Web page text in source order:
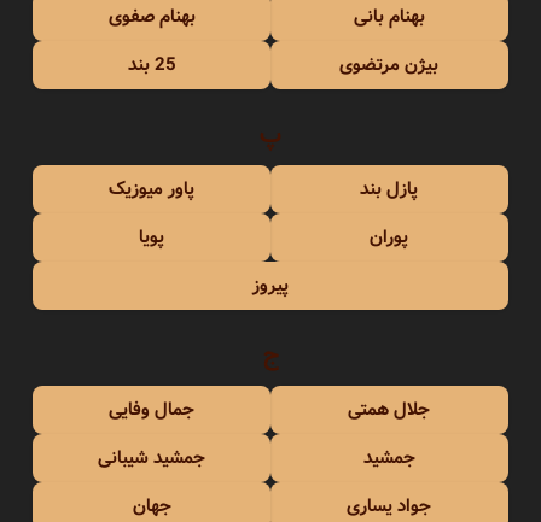
بهنام بانی
بهنام صفوی
بیژن مرتضوی
25 بند
پ
پازل بند
پاور میوزیک
پوران
پویا
پیروز
ج
جلال همتی
جمال وفایی
جمشید
جمشید شیبانی
جواد یساری
جهان